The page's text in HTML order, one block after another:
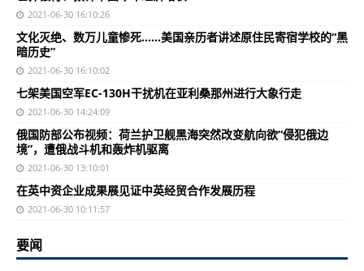
2021-06-30 16:10:26
文化灭绝、数万儿童惨死……美国亲历者讲述原住民寄宿学校的“黑
暗历史”
2021-06-30 16:10:02
七架美国空军EC-130H干扰机在亚利桑那州进行大象行走
2021-06-30 14:24:09
俄国防部公布视频：荷兰护卫舰黑海突然改变航向欲“侵犯俄边
境”，遭俄战斗机和轰炸机驱离
2021-06-30 13:10:01
在英中资企业成果展见证中英经贸合作发展历程
2021-06-30 10:11:57
要闻